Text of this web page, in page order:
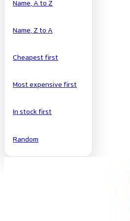
Name, A to Z
Name, Z to A
Cheapest first
Most expensive first
In stock first
Random